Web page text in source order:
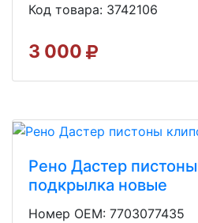
Код товара: 3742106
3 000
Рено Дастер
подкрылка новые
Номер OEM: 7703077435